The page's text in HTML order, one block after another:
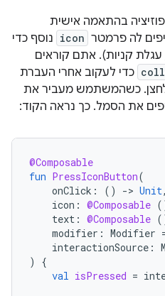
בהתאמה אישית
לה פרמטר icon נוסף כדי
קניות). אתם קוראים
כדי לעקוב אחרי העברת
כשהמשתמש מעביר את
את הסמל. כך נראה הקוד:
@Composable
fun PressIconButton(
onClick : () -> Unit,
icon : @Composable
text : @Composable
modifier : Modifier
interactionSource :
)
{
val isPressed =